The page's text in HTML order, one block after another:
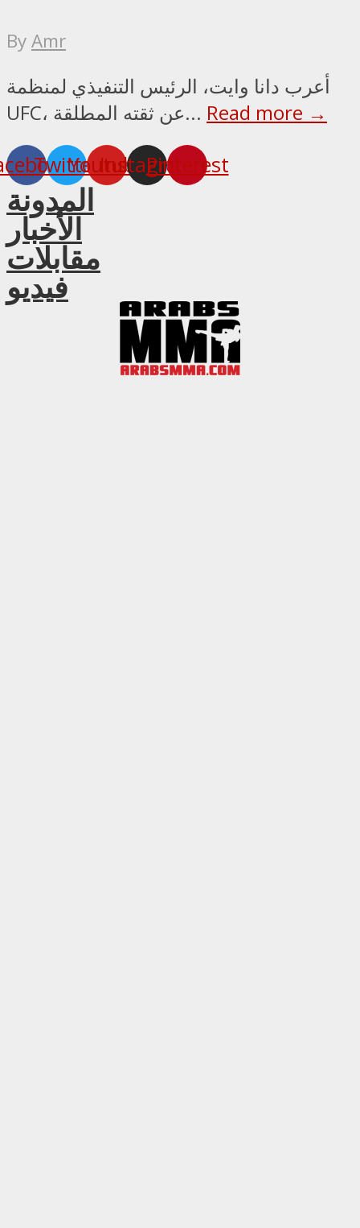
ByAmr
أعرب دانا وايت، الرئيس التنفيذي لمنظمة
UFC، عن ثقته المطلقة... Read more →
TwitterYoutube
Instagram
Pinterest
المدونة
الأخبار
مقابلات
فيديو